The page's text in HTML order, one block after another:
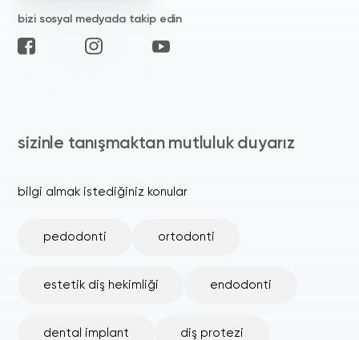
bizi sosyal medyada takip edin
sizinle tanışmaktan mutluluk duyarız
bilgi almak istediğiniz konular
pedodonti ortodonti
estetik diş hekimliği endodonti
dental implant diş protezi